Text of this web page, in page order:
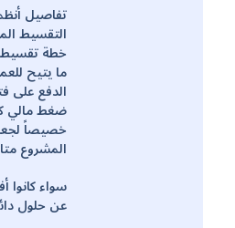
تفاصيل
التقسيط
ما يتيح
الدفع على
ضغط مالي
خصيصاً
المشروع
سواء كانوا
عن حلول